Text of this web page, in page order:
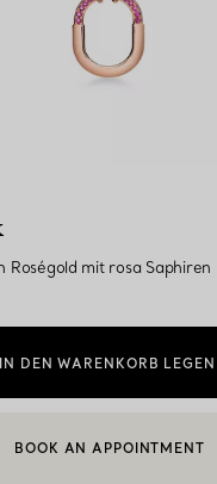
Roségold mit rosa Saphiren
IN DEN WARENKORB LEGEN
BOOK AN APPOINTMENT